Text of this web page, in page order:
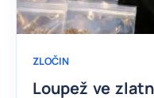
ZLOČIN
Loupež ve